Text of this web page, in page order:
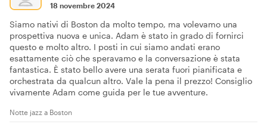
18 novembre 2024
Siamo nativi di Boston da molto tempo, ma volevamo una
prospettiva nuova e unica. Adam è stato in grado di fornirci
questo e molto altro. I posti in cui siamo andati erano
esattamente ciò che speravamo e la conversazione è stata
fantastica. È stato bello avere una serata fuori pianificata e
orchestrata da qualcun altro. Vale la pena il prezzo! Consiglio
vivamente Adam come guida per le tue avventure.
Notte jazz a Boston